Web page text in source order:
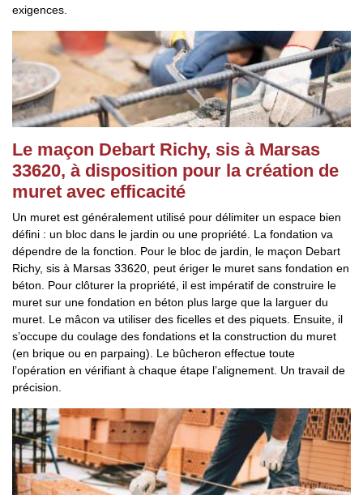
exigences.
Le maçon Debart Richy, sis à Marsas
33620, à disposition pour la création de
muret avec efficacité
Un muret est généralement utilisé pour délimiter un espace bien
défini : un bloc dans le jardin ou une propriété. La fondation va
dépendre de la fonction. Pour le bloc de jardin, le maçon Debart
Richy, sis à Marsas 33620, peut ériger le muret sans fondation en
béton. Pour clôturer la propriété, il est impératif de construire le
muret sur une fondation en béton plus large que la larguer du
muret. Le mâcon va utiliser des ficelles et des piquets. Ensuite, il
s’occupe du coulage des fondations et la construction du muret
(en brique ou en parpaing). Le bûcheron effectue toute
l’opération en vérifiant à chaque étape l’alignement. Un travail de
précision.